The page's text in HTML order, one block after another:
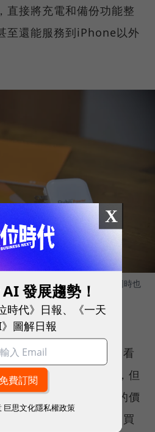
直接將充電和備份功能整
至還能服務到iPhone以外
直接整合充電和備份功能，同時也
單純從這些功能變化來看
兩訖的硬體開發思維，但
一個載體，那Maktar的價
端資料，就算消費者只買
X
發展趨勢！
時代》日報、《一天
圖解日報
巨思文化隱私權政策